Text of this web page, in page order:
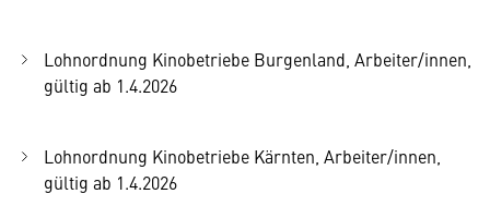
Lohnordnung Kinobetriebe Burgenland, Arbeiter/innen,
gültig ab 1.4.2026
Lohnordnung Kinobetriebe Kärnten, Arbeiter/innen,
gültig ab 1.4.2026